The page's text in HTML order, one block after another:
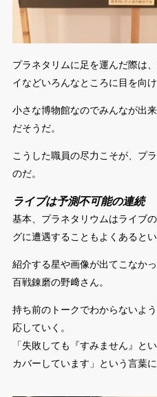
プラネタリムに足を運んだ際は
イなどいろんなところに目を向け
小さな博物館なのでみんなが出
だそうだ。
こうした職員の尽力こそが、プ
のだ。
ライブは予測不可能の連続
基本、プラネタリウムはライブ
グに遭遇することもよくあるとい
紹介する星や画像が出てこなか
百戦錬磨の野﨑さん。
持ち前のトークでわからないよ
応していく。
「失敗しても『すみません』と
カバーしています」という言葉